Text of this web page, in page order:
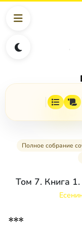
Полное собрание
Том 7. Книга
***